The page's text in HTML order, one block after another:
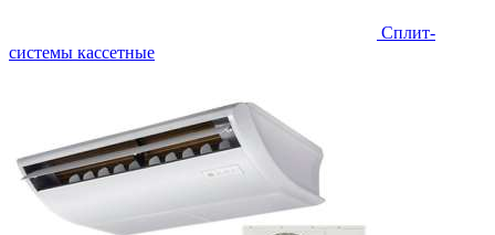
Сплит-
системы кассетные